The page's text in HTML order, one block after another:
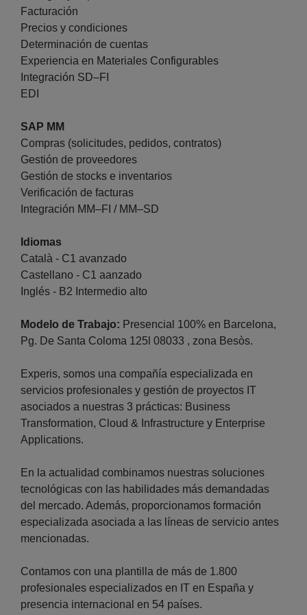
Facturación
Precios y condiciones
Determinación de cuentas
Experiencia en Materiales Configurables
Integración SD–FI
EDI
SAP MM
Compras (solicitudes, pedidos, contratos)
Gestión de proveedores
Gestión de stocks e inventarios
Verificación de facturas
Integración MM–FI / MM–SD
Idiomas
Català - C1 avanzado
Castellano - C1 aanzado
Inglés - B2 Intermedio alto
Modelo de Trabajo: Presencial 100% en Barcelona,
Pg. De Santa Coloma 125l 08033 , zona Besòs.
Experis, somos una compañía especializada en
servicios profesionales y gestión de proyectos IT
asociados a nuestras 3 prácticas: Business
Transformation, Cloud & Infrastructure y Enterprise
Applications.
En la actualidad combinamos nuestras soluciones
tecnológicas con las habilidades más demandadas
del mercado. Además, proporcionamos formación
especializada asociada a las líneas de servicio antes
mencionadas.
Contamos con una plantilla de más de 1.800
profesionales especializados en IT en España y
presencia internacional en 54 países.